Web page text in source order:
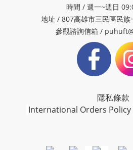
時間 / 週一~週日
地址 / 807高雄市三民區民
參觀諮詢信箱 /
隱私條款
International Orders Policy